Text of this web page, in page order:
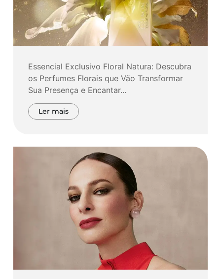
Essencial Exclusivo Floral Natura: Descubra
os Perfumes Florais que Vão Transformar
Sua Presença e Encantar...
Ler mais